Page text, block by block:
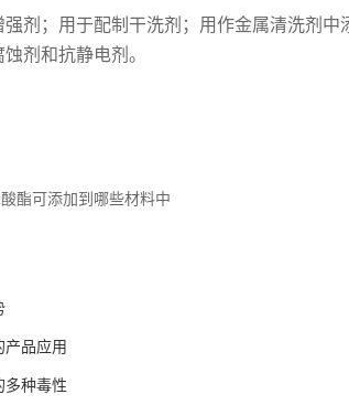
强剂；用于配制干洗剂；用作金属清洗剂
剂和抗静电剂。
酯可添加到哪些材料中
产品应用
多种毒性